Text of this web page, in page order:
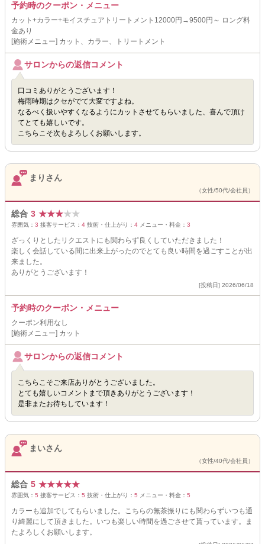
予約時のクーポン・メニュー
カット+カラー+モイスチュアトリートメント12000円→9500円～ ロング料
金あり
[施術メニュー] カット、カラー、トリートメント
サロンからの返信コメント
口コミありがとうございます！
梅雨時期はクセがでて大変ですよね。
なるべく扱いやすくなるようにカットさせてもらいました、喜んで頂け
てとても嬉しいです。
こちらこそ次もよろしくお願いします。
まりさん
（女性/50代/会社員）
総合 3 ★★★★★
雰囲気： 3 接客サービス： 4 技術・仕上がり： 4 メニュー・料金： 3
ざっくりとしたリクエストにも関わらず良くしていただきました！
楽しく会話している間に出来上がったのでとても良い時間を過ごすことが出
来ました。
ありがとうございます！
[投稿日] 2026/06/18
予約時のクーポン・メニュー
クーポン利用なし
[施術メニュー] カット
サロンからの返信コメント
こちらこそご来店ありがとうございました。
とても嬉しいコメントまで頂きありがとうございます！
是非またお待ちしています！
まいさん
（女性/40代/会社員）
総合 5 ★★★★★
雰囲気： 5 接客サービス： 5 技術・仕上がり： 5 メニュー・料金： 5
カラーも追加でしてもらいました。こちらの無茶振りにも関わらずいつも通
り綺麗にして頂きました。いつも楽しい時間を過ごさせて貰っています。ま
たよろしくお願いします。